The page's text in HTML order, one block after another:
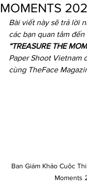
MOMENTS
Bài viết này sẽ trả lời
các bạn quan tâm
“TREASURE THE
Paper Shoot Vietnam
cùng TheFace
Ban Giám Khảo Cuộc
Moments